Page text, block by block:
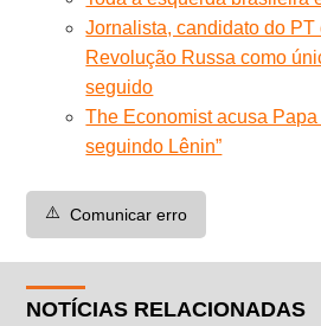
Jornalista, candidato do
Revolução Russa como
seguido
The Economist acusa
seguindo Lênin”
⚠️ Comunicar erro
NOTÍCIAS RELACIONADAS